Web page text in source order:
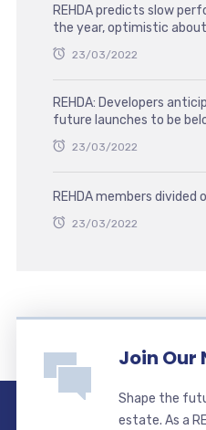
REHDA predicts slow
the year, optimistic
23/03/2022
REHDA: Developers
future launches to be
23/03/2022
REHDA members
23/03/2022
Join Our
Shape the
estate. As a